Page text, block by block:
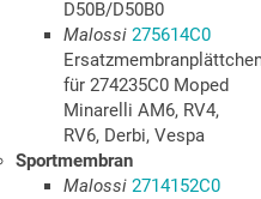
D50B/D50B0
Malossi 275614C0
für 274235C0 Moped
Minarelli AM6, RV4,
RV6, Derbi, Vespa
Sportmembran
Malossi 2714152C0